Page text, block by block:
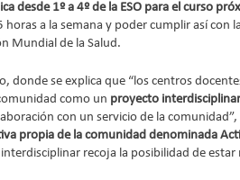
desde 1º a 4º de la ESO para el curso
a la semana y poder cumplir así con
Mundial de la Salud.
donde se explica que “los centros
como un proyecto
con un servicio de la
propia de la comunidad denominada
recoja la posibilidad de estar